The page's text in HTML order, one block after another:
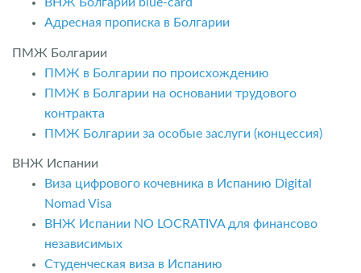
ВНЖ Болгарии blue-card
Адресная прописка в Болгарии
ПМЖ Болгарии
ПМЖ в Болгарии по происхождению
ПМЖ в Болгарии на основании трудового
контракта
ПМЖ Болгарии за особые заслуги (концессия)
ВНЖ Испании
Виза цифрового кочевника в Испанию Digital
Nomad Visa
ВНЖ Испании NO LOCRATIVA для финансово
независимых
Студенческая виза в Испанию